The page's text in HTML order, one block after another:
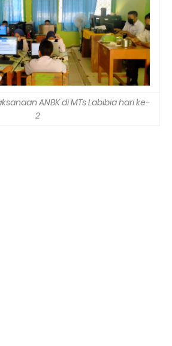
ANBK di MTs Labibia hari ke-
2